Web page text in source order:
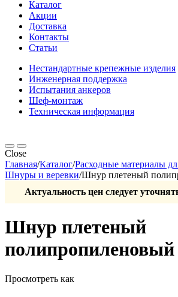
Каталог
Акции
Доставка
Контакты
Статьи
Нестандартные крепежные изделия
Инженерная поддержка
Испытания анкеров
Шеф-монтаж
Техническая информация
Close
Главная/Каталог/Расходные материалы
Шнуры и веревки/Шнур плетеный
Актуальность цен следует
Шнур плетеный
полипропиленовый
Просмотреть как